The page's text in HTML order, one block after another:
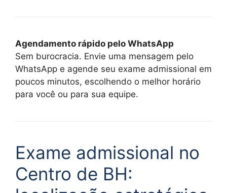
Agendamento rápido pelo WhatsApp
Sem burocracia. Envie uma mensagem pelo
WhatsApp e agende seu exame admissional em
poucos minutos, escolhendo o melhor horário
para você ou para sua equipe.
Exame admissional no
Centro de BH: